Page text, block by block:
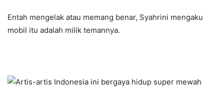
Entah mengelak atau memang benar, Syahrini mengaku
mobil itu adalah milik temannya.